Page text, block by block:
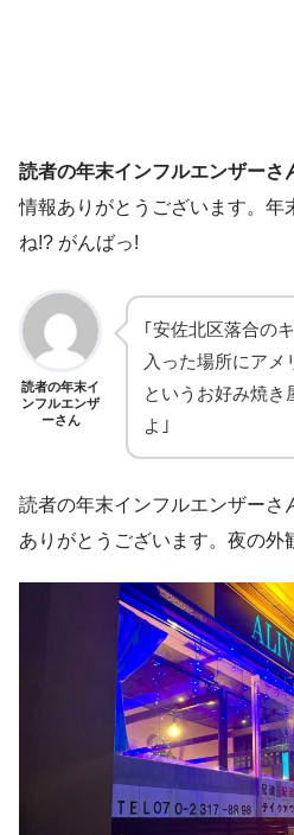
読者の年末インフルエンザーさ
情報ありがとうございます。年
ね!? がんばっ!
読者の年末イ
ンフルエンザ
ーさん
｢安佐北区落合の
入った場所にアメ
というお好み焼き
よ｣
読者の年末インフルエンザーさ
ありがとうございます。夜の外